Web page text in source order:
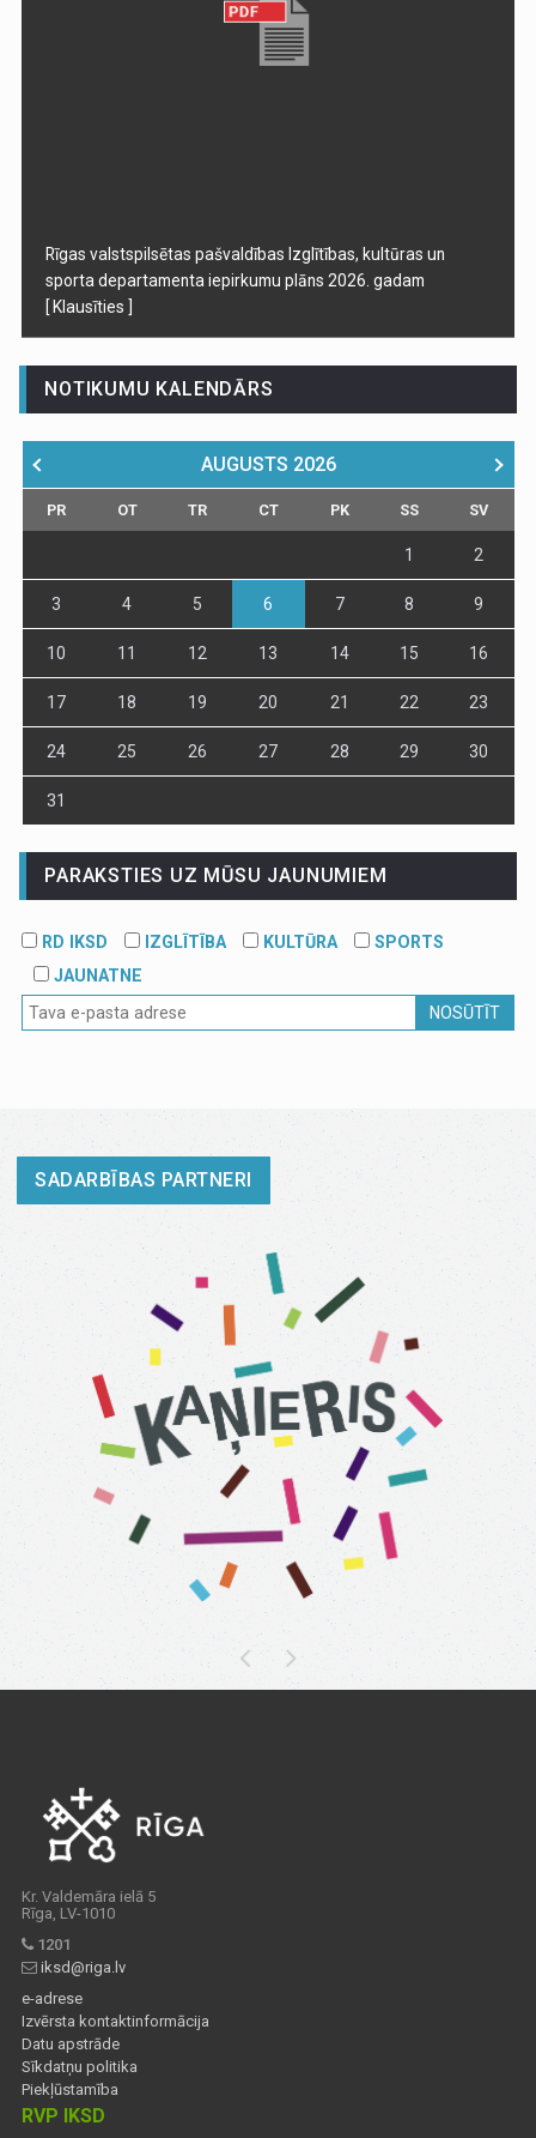
Rīgas valstspilsētas pašvaldības Izglītības, kultūras un
sporta departamenta iepirkumu plāns 2026. gadam
[ Klausīties ]
NOTIKUMU KALENDĀRS
AUGUSTS 2026
PR OT TR CT PK SS SV
1 2
3 4 5 6 7 8 9
10 11 12 13 14 15 16
17 18 19 20 21 22 23
24 25 26 27 28 29 30
31
PARAKSTIES UZ MŪSU JAUNUMIEM
RD IKSD IZGLĪTĪBA KULTŪRA
SPORTS
JAUNATNE
NOSŪTĪT
SADARBĪBAS PARTNERI
Kr. Valdemāra ielā 5
Rīga, LV-1010
1201
iksd@riga.lv
e-adrese
Izvērsta kontaktinformācija
Datu apstrāde
Sīkdatņu politika
Piekļūstamība
RVP IKSD